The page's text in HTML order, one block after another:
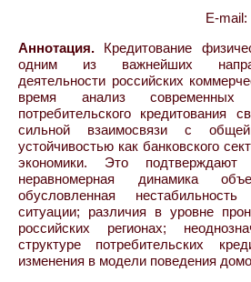
E-
Аннотация. Кредитование
одним из важнейших
деятельности российских
время анализ современных
потребительского кредитования
сильной взаимосвязи с
устойчивостью как банковского
экономики. Это
неравномерная динамика
обусловленная нестабильность
ситуации; различия в уровне
российских регионах;
структуре потребительских
изменения в модели поведения